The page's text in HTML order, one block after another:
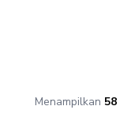
Menampilkan 58